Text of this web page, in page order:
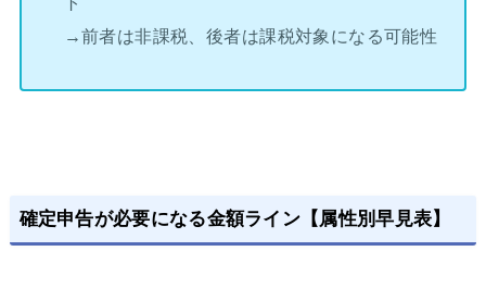
→前者は非課税、後者は課税対象になる可能性
確定申告が必要になる金額ライン【属性別早見表】